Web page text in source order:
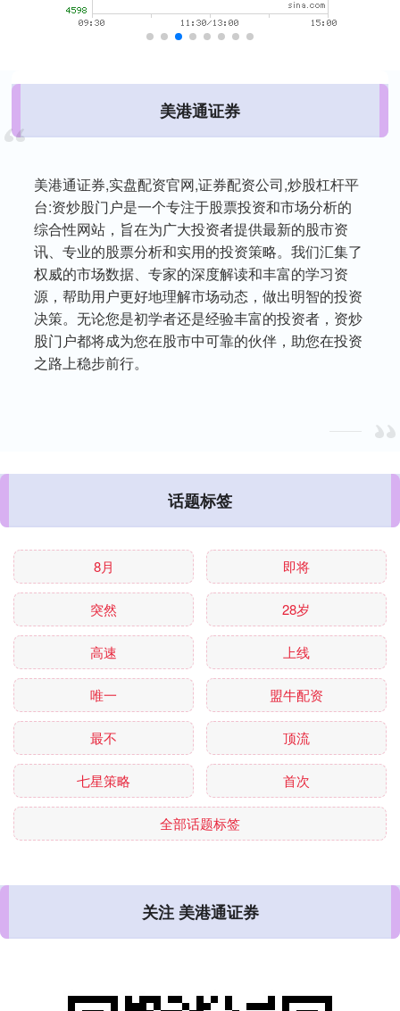
美港通证券
美港通证券,实盘配资官网,证券配资公司,炒股杠杆平
台:资炒股门户是一个专注于股票投资和市场分析的
综合性网站，旨在为广大投资者提供最新的股市资
讯、专业的股票分析和实用的投资策略。我们汇集了
权威的市场数据、专家的深度解读和丰富的学习资
源，帮助用户更好地理解市场动态，做出明智的投资
决策。无论您是初学者还是经验丰富的投资者，资炒
股门户都将成为您在股市中可靠的伙伴，助您在投资
之路上稳步前行。
话题标签
8月 即将
突然 28岁
高速 上线
唯一 盟牛配资
最不 顶流
七星策略 首次
全部话题标签
关注 美港通证券